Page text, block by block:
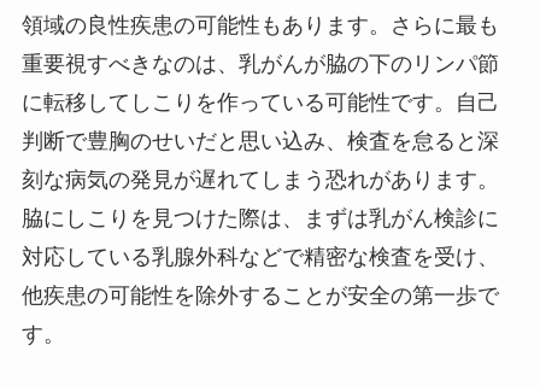
領域の良性疾患の可能性もあります。さらに最も
重要視すべきなのは、乳がんが脇の下のリンパ節
に転移してしこりを作っている可能性です。自己
判断で豊胸のせいだと思い込み、検査を怠ると深
刻な病気の発見が遅れてしまう恐れがあります。
脇にしこりを見つけた際は、まずは乳がん検診に
対応している乳腺外科などで精密な検査を受け、
他疾患の可能性を除外することが安全の第一歩で
す。